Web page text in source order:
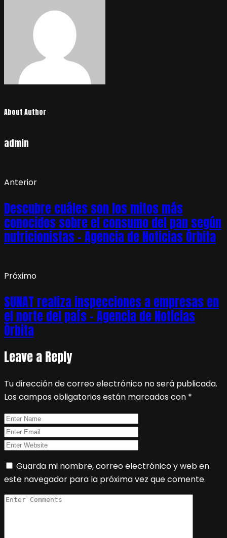
About Author
admin
Anterior
Descubre cuáles son los mitos más
conocidos sobre el consumo del pan según
nutricionistas – Agencia de Noticias Órbita
Próximo
SUNAT realiza inspecciones a empresas en
el norte del país – Agencia de Noticias
Órbita
Leave a Reply
Tu dirección de correo electrónico no será publicada.
Los campos obligatorios están marcados con *
Guarda mi nombre, correo electrónico y web en
este navegador para la próxima vez que comente.